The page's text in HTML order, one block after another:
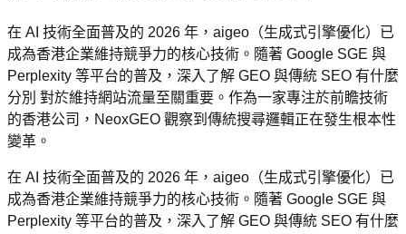
在 AI 技術全面普及的 2026 年，aigeo（生成式引擎優化）已
成為香港企業維持競爭力的核心技術。隨著 Google SGE 與
Perplexity 等平台的普及，深入了解 GEO 與傳統 SEO 有什麼
分別 對於維持網站流量至關重要。作為一家專注於前瞻技術
的香港公司，NeoxGEO 觀察到傳統搜尋邏輯正在發生根本性
變革。
在 AI 技術全面普及的 2026 年，aigeo（生成式引擎優化）已
成為香港企業維持競爭力的核心技術。隨著 Google SGE 與
Perplexity 等平台的普及，深入了解 GEO 與傳統 SEO 有什麼